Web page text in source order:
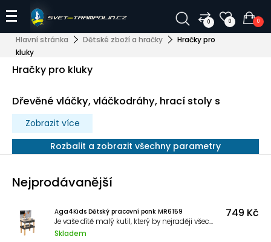
0 0 0
Hlavní stránka Dětské zboží a hračky
Hračky pro
kluky
Hračky pro kluky
Dřevěné vláčky, vláčkodráhy, hrací stoly s
vláčkodráhou, dřevěné hračky, dřevěné hrací
sety, hračky pro kluky, nářadí.
Zobrazit více
Rozbalit a zobrazit všechny parametry
Nejprodávanější
Aga4Kids Dětský pracovní ponk MR6159
Je vaše dítě malý kutil, který by nejraději všechno prozkoumal a spravil?
Skladem
749 Kč